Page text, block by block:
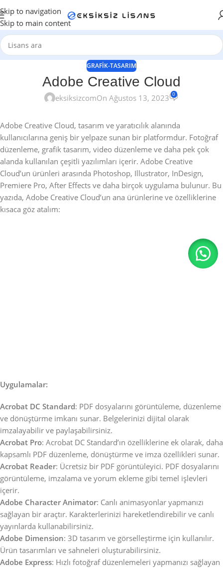
Skip to navigation
Skip to main content
GRAFIK-TASARIM
Adobe Creative Cloud
eksiksizcomOn Ağustos 13, 2023 0
Adobe Creative Cloud, tasarım ve yaratıcılık alanında
kullanıcılarına geniş bir yelpaze sunan bir platformdur. Fotoğraf
düzenleme, grafik tasarım, video düzenleme ve daha pek çok
alanda kullanılan çeşitli yazılımları içerir. Adobe Creative
Cloud’un ürünleri arasında Photoshop, Illustrator, InDesign,
Premiere Pro, After Effects ve daha birçok uygulama bulunur. Bu
yazıda, Adobe Creative Cloud’un ana ürünlerine ve özelliklerine
kısaca göz atalım:
Uygulamalar:
Acrobat DC Standard: PDF dosyalarını görüntüleme, düzenleme
ve dönüştürme imkanı sunar. Belgelerinizi dijital olarak
imzalayabilir ve paylaşabilirsiniz.
Acrobat Pro: Acrobat DC Standard’ın özelliklerine ek olarak, daha
kapsamlı PDF düzenleme, dönüştürme ve imza özellikleri sunar.
Acrobat Reader: Ücretsiz bir PDF görüntüleyici. PDF dosyalarını
görüntüleme, imzalama ve yorum ekleme gibi temel işlevleri
içerir.
Adobe Character Animator: Canlı animasyonlar yapmanızı
sağlayan bir araçtır. Karakterlerinizi hareketlendirebilir ve canlı
yayınlarda kullanabilirsiniz.
Adobe Dimension: 3D tasarım ve görselleştirme için kullanılır.
Ürün tasarımları ve sahneleri oluşturabilirsiniz.
Adobe Express: Hızlı fotoğraf düzenlemeleri yapmanızı sağlayan